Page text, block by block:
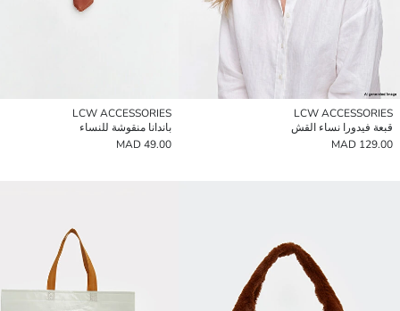
LCW ACCESSORIES
قبعة فيدورا نساء القش
129.00 MAD
LCW ACCESSORIES
باندانا منقوشة للنساء
49.00 MAD